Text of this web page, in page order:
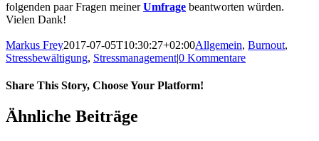
folgenden paar Fragen meinerUmfrage beantworten würden.
Vielen Dank!
Markus Frey2017-07-05T10:30:27+02:00Allgemein, Burnout,
Stressbewältigung, Stressmanagement|0 Kommentare
Share This Story, Choose Your Platform!
Ähnliche Beiträge